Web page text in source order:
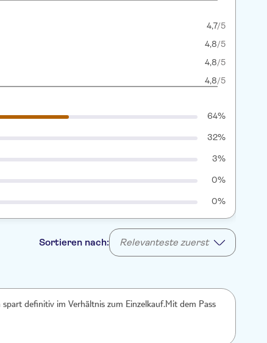
4,7/5
4,8/5
4,8/5
4,8/5
64%
32%
3%
0%
0%
Sortieren nach: Relevanteste zuerst
spart definitiv im Verhältnis zum Einzelkauf.Mit dem Pass